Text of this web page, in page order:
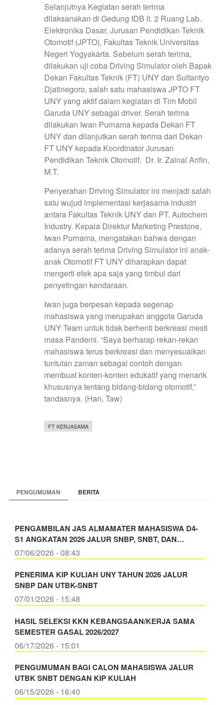
Selanjutnya Kegiatan serah terima
dilaksanakan di Gedung IDB lt. 2 Ruang Lab.
Elektronika Dasar, Jurusan Pendidikan Teknik
Otomotif (JPTO), Fakultas Teknik Universitas
Negeri Yogyakarta. Sebelum serah terima,
dilakukan uji coba Driving Simulator oleh Bapak
Dekan Fakultas Teknik (FT) UNY dan Sultantyo
Djatinegoro, salah satu mahasiswa JPTO FT
UNY yang aktif dalam kegiatan di Tim Mobil
Garuda UNY sebagai driver. Serah terima
dilakukan Iwan Purnama kepada Dekan FT
UNY dan dilanjutkan serah terima dari Dekan
FT UNY kepada Koordinator Jurusan
Pendidikan Teknik Otomotif, Dr. Ir. Zainal Arifin,
M.T.
Penyerahan Driving Simulator ini menjadi salah
satu wujud implementasi kerjasama industri
antara Fakultas Teknik UNY dan PT. Autochem
Industry. Kepala Direktur Marketing Prestone,
Iwan Purnama, mengatakan bahwa dengan
adanya serah terima Driving Simulator ini anak-
anak Otomotif FT UNY diharapkan dapat
mengerti efek apa saja yang timbul dari
penyetingan kendaraan.
Iwan juga berpesan kepada segenap
mahasiswa yang merupakan anggota Garuda
UNY Team untuk tidak berhenti berkreasi mesti
masa Pandemi. “Saya berharap rekan-rekan
mahasiswa terus berkreasi dan menyesuaikan
tuntutan zaman sebagai contoh dengan
membuat konten-konten edukatif yang menarik
khususnya tentang bidang-bidang otomotif,”
tandasnya. (Han, Taw)
FT KERJASAMA
PENGUMUMAN BERITA
PENGAMBILAN JAS ALMAMATER MAHASISWA D4-
S1 ANGKATAN 2026 JALUR SNBP, SNBT, DAN…
07/06/2026 - 08:43
PENERIMA KIP KULIAH UNY TAHUN 2026 JALUR
SNBP DAN UTBK-SNBT
07/01/2026 - 15:48
HASIL SELEKSI KKN KEBANGSAAN/KERJA SAMA
SEMESTER GASAL 2026/2027
06/17/2026 - 15:01
PENGUMUMAN BAGI CALON MAHASISWA JALUR
UTBK SNBT DENGAN KIP KULIAH
06/15/2026 - 16:40